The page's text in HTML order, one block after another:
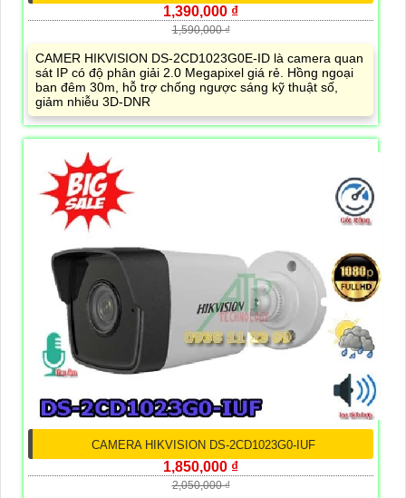
1,390,000 ₫
1,590,000 ₫
CAMER HIKVISION DS-2CD1023G0E-ID là camera quan
sát IP có độ phân giải 2.0 Megapixel giá rẻ. Hồng ngoại
ban đêm 30m, hỗ trợ chống ngược sáng kỹ thuật số,
giảm nhiễu 3D-DNR
CAMERA HIKVISION DS-2CD1023G0-IUF
1,850,000 ₫
2,050,000 ₫